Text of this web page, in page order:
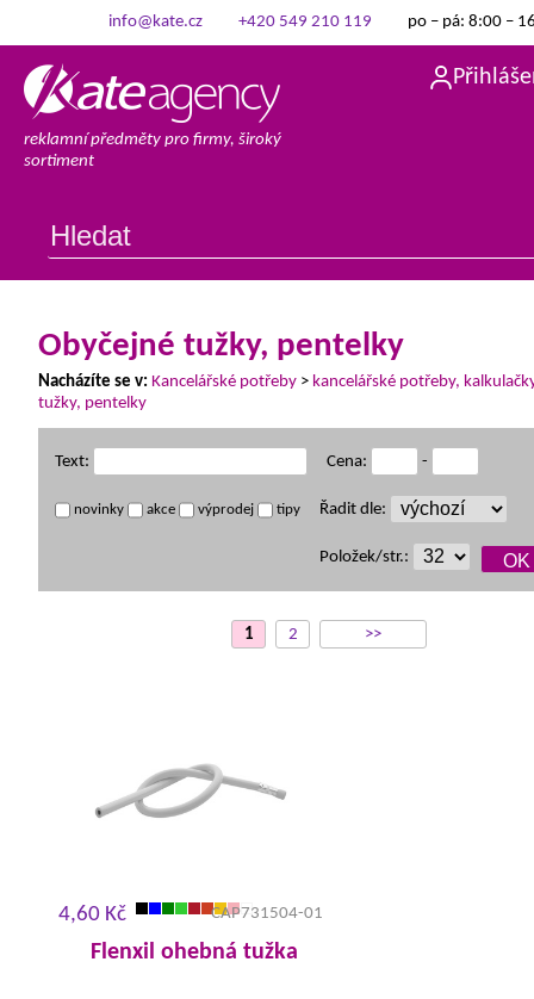
info@kate.cz +420 549 210 119 po – pá: 8:00 –
reklamní předměty pro firmy, široký
sortiment
Obyčejné tužky, pentelky
Nacházíte se v: Kancelářské potřeby > kancelářské potřeby,
tužky, pentelky
Text: Cena: -
novinky akce výprodej tipy Řadit dle:
Položek/str.:
1 2 >>
4,60 Kč CAP731504-01
Flenxil ohebná tužka